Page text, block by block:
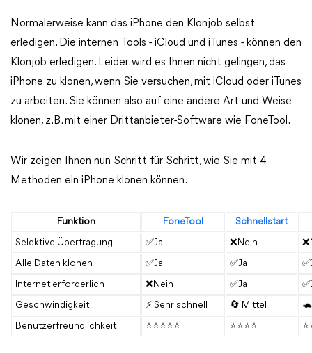
Normalerweise kann das iPhone den Klonjob selbst
erledigen. Die internen Tools - iCloud und iTunes - können den
Klonjob erledigen. Leider wird es Ihnen nicht gelingen, das
iPhone zu klonen, wenn Sie versuchen, mit iCloud oder iTunes
zu arbeiten. Sie können also auf eine andere Art und Weise
klonen, z.B. mit einer Drittanbieter-Software wie FoneTool.
Wir zeigen Ihnen nun Schritt für Schritt, wie Sie mit 4
Methoden ein iPhone klonen können.
Funktion FoneTool
Schnellstart
Selektive Übertragung
✅Ja ❌Nein
Alle Daten klonen
✅Ja ✅Ja
Internet erforderlich
❌Nein ✅Ja
Geschwindigkeit
⚡ Sehr schnell 🔄 Mittel
Benutzerfreundlichkeit
⭐⭐⭐⭐⭐ ⭐⭐⭐⭐